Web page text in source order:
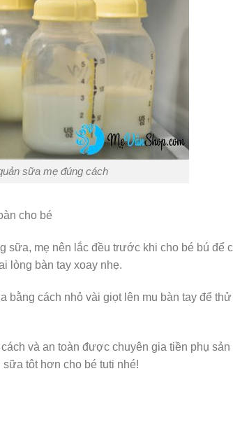
sữa mẹ đúng cách
cho bé
sữa, mẹ nên lắc đều trước khi cho bé bú để
lòng bàn tay xoay nhẹ.
cách nhỏ vài giọt lên mu bàn tay để
và an toàn được chuyên gia tiền phụ sản
tôt hơn cho bé tuti nhé!